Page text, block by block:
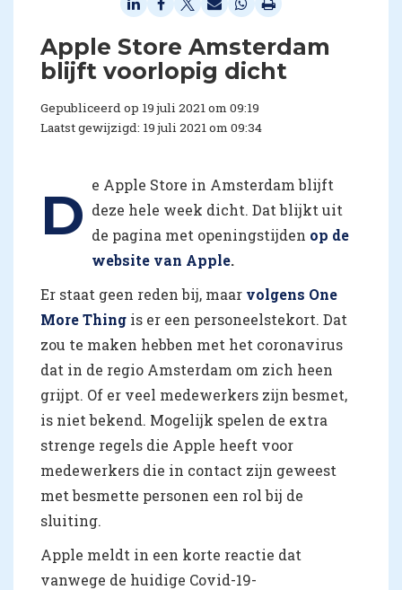
Apple Store Amsterdam
blijft voorlopig dicht
Gepubliceerd op 19 juli 2021 om 09:19
Laatst gewijzigd: 19 juli 2021 om 09:34
D e Apple Store in Amsterdam blijft
deze hele week dicht. Dat blijkt uit
de pagina met openingstijden op de
website van Apple.
Er staat geen reden bij, maar volgens One
More Thing is er een personeelstekort. Dat
zou te maken hebben met het coronavirus
dat in de regio Amsterdam om zich heen
grijpt. Of er veel medewerkers zijn besmet,
is niet bekend. Mogelijk spelen de extra
strenge regels die Apple heeft voor
medewerkers die in contact zijn geweest
met besmette personen een rol bij de
sluiting.
Apple meldt in een korte reactie dat
vanwege de huidige Covid-19-